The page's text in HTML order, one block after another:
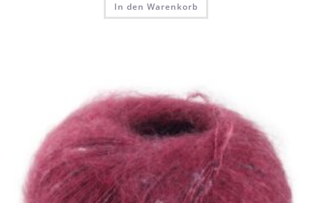
In den Warenkorb